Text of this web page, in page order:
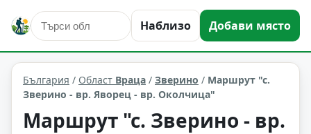
Наблизо Добави място
маршрути и екопътеки Зверино Област: Враца
България / Област Враца / Зверино / Маршрут "с.
Зверино - вр. Яворец - вр. Околчица"
Маршрут "с. Зверино - вр.